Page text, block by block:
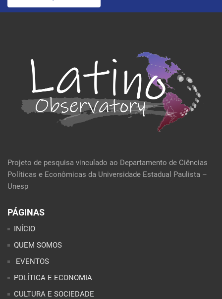
Políticas e Econômicas da Universidade Estadual Paulista –
Unesp
INÍCIO
QUEM SOMOS
EVENTOS
POLÍTICA E ECONOMIA
CULTURA E SOCIEDADE